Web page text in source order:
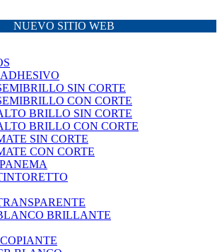
NUEVO SITIO WEB
SIN CORTE
CON CORTE
BRILLO SIN CORTE
BRILLO CON CORTE
SIN CORTE
CON CORTE
BRILLANTE